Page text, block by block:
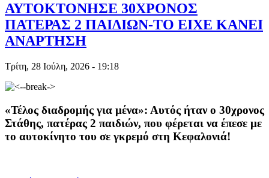
ΑΥΤΟΚΤΟΝΗΣΕ 30ΧΡΟΝΟΣ
ΠΑΤΕΡΑΣ 2 ΠΑΙΔΙΩΝ-ΤΟ ΕΙΧΕ ΚΑΝΕΙ
ΑΝΑΡΤΗΣΗ
Τρίτη, 28 Ιούλη, 2026 - 19:18
«Τέλος διαδρομής για μένα»: Αυτός ήταν ο 30χρονος
Στάθης, πατέρας 2 παιδιών, που φέρεται να έπεσε με
το αυτοκίνητο του σε γκρεμό στη Κεφαλονιά!